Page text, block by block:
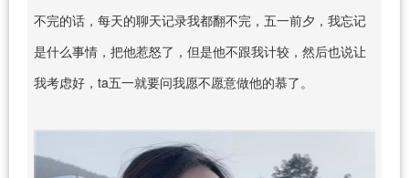
不完的话，每天的聊天记录我都翻不完，五一前夕，我忘记
是什么事情，把他惹怒了，但是他不跟我计较，然后也说让
我考虑好，ta五一就要问我愿不愿意做他的慕了。